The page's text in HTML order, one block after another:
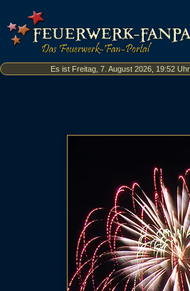
Es ist Freitag, 7. August 2026, 19:52 Uhr